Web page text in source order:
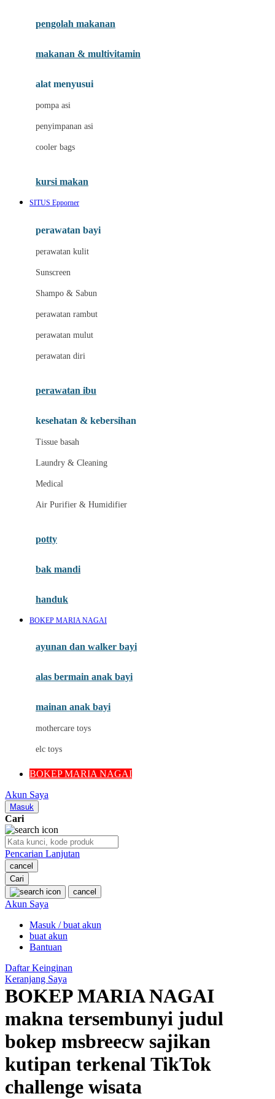
Joolz
Leclerc
Lee Vierra
Lillebaby
Little Bird Told Me
Little Miss Janis
London Taxi
Love To Dream
M
Magformers
Mamaway
Maxi Cosi
Megabloks
Micro
MiDeer
Moby
My Buddy Tag
My K
Oh Ma Grain
P
Peachy
Phil & Ted's
Philips Avent
Pigeon
Ponycycle
Puma
Pureats
pengolah makanan
makanan & multivitamin
alat menyusui
pompa asi
penyimpanan asi
cooler bags
kursi makan
SITUS Epporner
perawatan bayi
perawatan kulit
Sunscreen
Shampo & Sabun
perawatan rambut
perawatan mulut
perawatan diri
perawatan ibu
kesehatan & kebersihan
Tissue basah
Laundry & Cleaning
Medical
Air Purifier & Humidifier
potty
bak mandi
handuk
BOKEP MARIA NAGAI
ayunan dan walker bayi
alas bermain anak bayi
mainan anak bayi
mothercare toys
elc toys
BOKEP MARIA NAGAI
Akun Saya
Masuk
Cari
Pencarian Lanjutan
cancel
Cari
cancel
Akun Saya
Masuk / buat akun
buat akun
Bantuan
Daftar Keinginan
Keranjang Saya
BOKEP MARIA NAGAI
makna tersembunyi judul
bokep msbreecw sajikan
kutipan terkenal TikTok
challenge wisata